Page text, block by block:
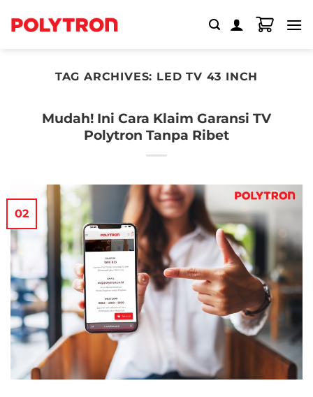
TAG ARCHIVES: LED TV 43 INCH
Mudah! Ini Cara Klaim Garansi TV
Polytron Tanpa Ribet
02